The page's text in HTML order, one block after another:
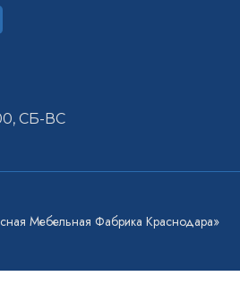
СБ-ВС
Мебельная Фабрика Краснодара»